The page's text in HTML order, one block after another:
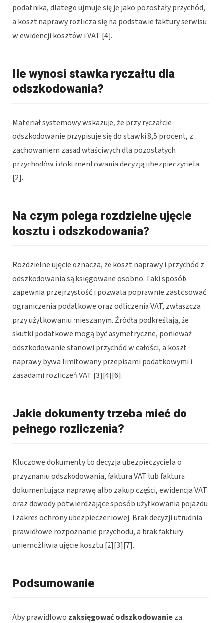
podatnika, dlatego ujmuje się je jako pozostały przychód,
a koszt naprawy rozlicza się na podstawie faktury serwisu
w ewidencji kosztów i VAT [4].
Ile wynosi stawka ryczałtu dla
odszkodowania?
Materiał systemowy wskazuje, że przy ryczałcie
odszkodowanie przypisuje się do stawki 8,5 procent, z
zachowaniem zasad właściwych dla pozostałych
przychodów i dokumentowania decyzją ubezpieczyciela
[2].
Na czym polega rozdzielne ujęcie
kosztu i odszkodowania?
Rozdzielne ujęcie oznacza, że koszt naprawy i przychód z
odszkodowania są księgowane osobno. Taki sposób
zapewnia przejrzystość i pozwala poprawnie zastosować
ograniczenia podatkowe oraz odliczenia VAT, zwłaszcza
przy użytkowaniu mieszanym. Źródła podkreślają, że
skutki podatkowe mogą być asymetryczne, ponieważ
odszkodowanie stanowi przychód w całości, a koszt
naprawy bywa limitowany przepisami podatkowymi i
zasadami rozliczeń VAT [3][4][6].
Jakie dokumenty trzeba mieć do
pełnego rozliczenia?
Kluczowe dokumenty to decyzja ubezpieczyciela o
przyznaniu odszkodowania, faktura VAT lub faktura
dokumentująca naprawę albo zakup części, ewidencja VAT
oraz dowody potwierdzające sposób użytkowania pojazdu
i zakres ochrony ubezpieczeniowej. Brak decyzji utrudnia
prawidłowe rozpoznanie przychodu, a brak faktury
uniemożliwia ujęcie kosztu [2][3][7].
Podsumowanie
Aby prawidłowo zaksięgować odszkodowanieza